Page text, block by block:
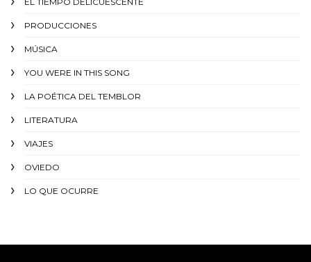
PRODUCCIONES
MÚSICA
YOU WERE IN THIS SONG
LA POÉTICA DEL TEMBLOR
LITERATURA
VIAJES
OVIEDO
LO QUE OCURRE